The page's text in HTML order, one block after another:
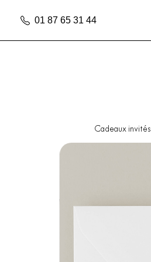
01 87 65 31 44
Cadeaux invités